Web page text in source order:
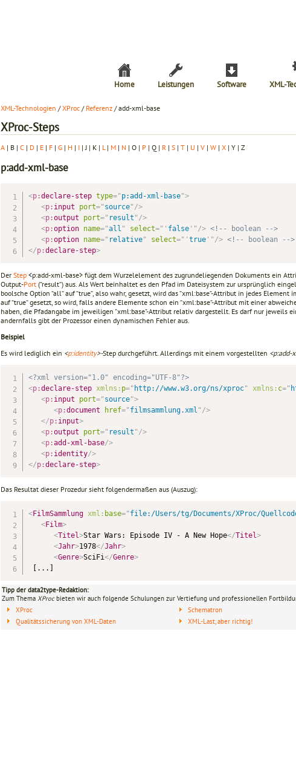
Home Leistungen Software XML-
XML-Technologien /XProc / Referenz / add-xml-base
XProc-Steps
A | B | C | D | E | F | G | H | I | J | K | L | M | N | O | P | Q | R | S | T | U | V | W | X | Y | Z
p:add-xml-base
<p:declare-step type="p:add-xml-base">
<p: input port="source"/>
<p:output port=" result "/>
<p:option name="all " select=" ' false' "/> <!-- boolean -->
<p:option name=" relative" select=" ' true' "/> <!-- boolean -->
</p:declare-step>
Der Step <p:add-xml-base> fügt dem Wurzelelement des zugrundeliegenden Dokuments ein
Output-Port (“result“) aus. Als Wert beinhaltet es den Pfad im Dateisystem zur ursprünglich
boolsche Option “all“ auf “true“, also wahr, gesetzt, wird das “xml:base“-Attribut in jedes Element
auf “true“ gesetzt, so wird, falls andere Elemente schon ein “xml:base“-Attribut mit einer
haben, die Pfadangabe im jeweiligen "xml:base"-Attribut relativ dargestellt. Es darf nur jeweils
andernfalls gibt der Prozessor einen dynamischen Fehler aus.
Beispiel
Es wird lediglich ein <p:identity>-Step durchgeführt. Allerdings mit einem vorgestellten <p:add-
<?xml version="1.0" encoding="UTF-8"?>
<p:declare-step xmlns: p=" http://www.w3.org/ns/xproc" xmlns: c="
<p: input port="source">
<p:document href="filmsammlung.xml "/>
</p: input>
<p:output port=" result "/>
<p:add-xml-base/>
<p: identity/>
</p:declare-step>
Das Resultat dieser Prozedur sieht folgendermaßen aus (Auszug):
<FilmSammlung xml: base="file:/Users/tg/Documents/XProc/
<Film>
<Titel>Star Wars: Episode IV - A New Hope</Titel>
<Jahr>1978</Jahr>
<Genre>SciFi</Genre>
[...]
Tipp der data2type-Redaktion:
Zum Thema XProcbieten wir auch folgende Schulungen zur Vertiefung und professionellen
XProc
Qualitätssicherung von XML-Daten
Schematron
XML-Last, aber richtig!